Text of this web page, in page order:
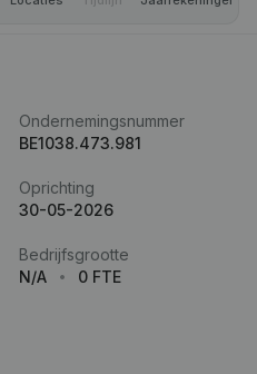
Ondernemingsnummer
BE1038.473.981
Oprichting
30-05-2026
Bedrijfsgrootte
N/A
0 FTE